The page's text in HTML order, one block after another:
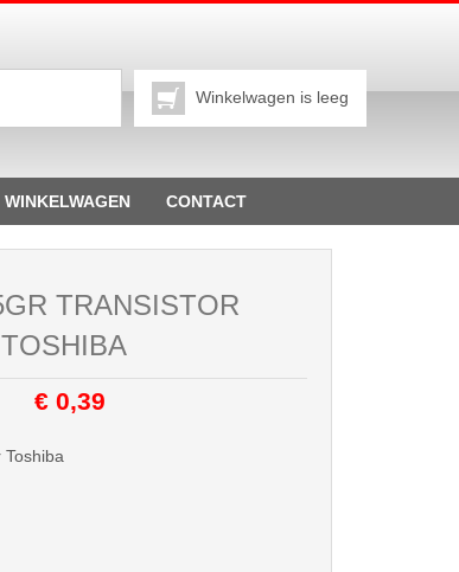
Winkelwagen is leeg
WINKELWAGEN CONTACT
TRANSISTOR
TOSHIBA
€ 0,39